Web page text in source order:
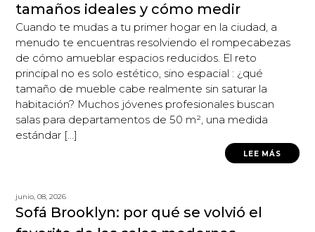
tamaños ideales y cómo medir
Cuando te mudas a tu primer hogar en la ciudad, a
menudo te encuentras resolviendo el rompecabezas
de cómo amueblar espacios reducidos. El reto
principal no es solo estético, sino espacial : ¿qué
tamaño de mueble cabe realmente sin saturar la
habitación? Muchos jóvenes profesionales buscan
salas para departamentos de 50 m², una medida
estándar […]
LEE MÁS
junio, 08, 2026
Sofá Brooklyn: por qué se volvió el